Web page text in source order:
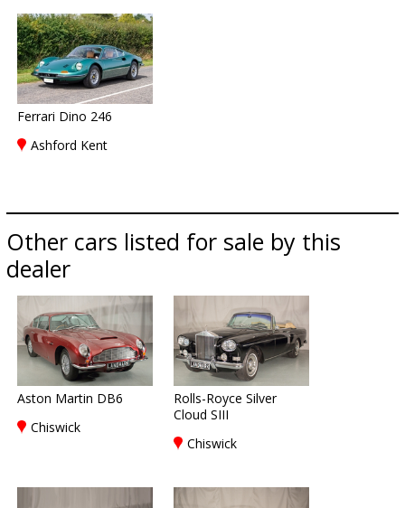
Ferrari Dino 246
Ashford Kent
Other cars listed for sale by this
dealer
Aston Martin DB6
Chiswick
Rolls-Royce Silver
Cloud SIII
Chiswick